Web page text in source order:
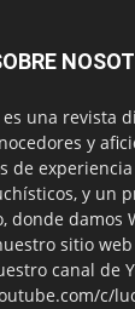
una revista
y
de
y un
damos
sitio
canal de
c/